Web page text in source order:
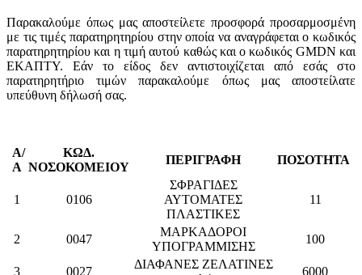
Παρακαλούμε όπως μας αποστείλετε προσφορά προσαρμοσμένη
με τις τιμές παρατηρητηρίου στην οποία να αναγράφεται ο κωδικός
παρατηρητηρίου και η τιμή αυτού καθώς και ο κωδικός GMDN και
ΕΚΑΠΤΥ. Εάν το είδος δεν αντιστοιχίζεται από εσάς στο
παρατηρητήριο τιμών παρακαλούμε όπως μας αποστείλατε
υπεύθυνη δήλωσή σας.
Α/
Α
ΚΩΔ.
ΝΟΣΟΚΟΜΕΙΟΥ
ΠΕΡΙΓΡΑΦΗ ΠΟΣΟΤΗΤΑ
1 0106
ΣΦΡΑΓΙΔΕΣ
ΑΥΤΟΜΑΤΕΣ
ΠΛΑΣΤΙΚΕΣ
11
2 0047
ΜΑΡΚΑΔΟΡΟΙ
ΥΠΟΓΡΑΜΜΙΣΗΣ
100
3 0027
ΔΙΑΦΑΝΕΣ ΖΕΛΑΤΙΝΕΣ
6000